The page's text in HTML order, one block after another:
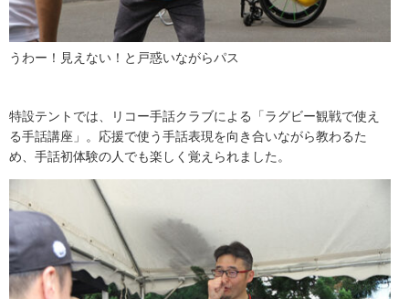
うわー！見えない！と戸惑いながらパス
特設テントでは、リコー手話クラブによる「ラグビー観戦で使え
る手話講座」。応援で使う手話表現を向き合いながら教わるた
め、手話初体験の人でも楽しく覚えられました。